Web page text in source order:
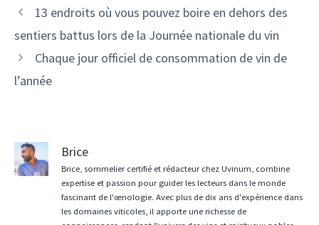
Navigation
des
13 endroits où vous pouvez boire en dehors des
sentiers battus lors de la Journée nationale du vin
Chaque jour officiel de consommation de vin de
l’année
Brice
Brice, sommelier certifié et rédacteur chez Uvinum, combine
expertise et passion pour guider les lecteurs dans le monde
fascinant de l'œnologie. Avec plus de dix ans d'expérience dans
les domaines viticoles, il apporte une richesse de